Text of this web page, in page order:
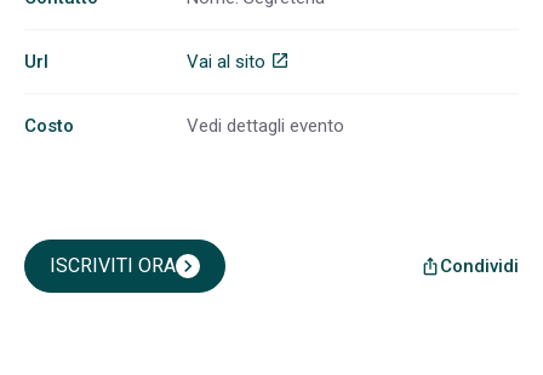
Url Vai al sito open_in_new
Costo Vedi dettagli evento
ISCRIVITI ORAchevron_right ios_shareCondividi